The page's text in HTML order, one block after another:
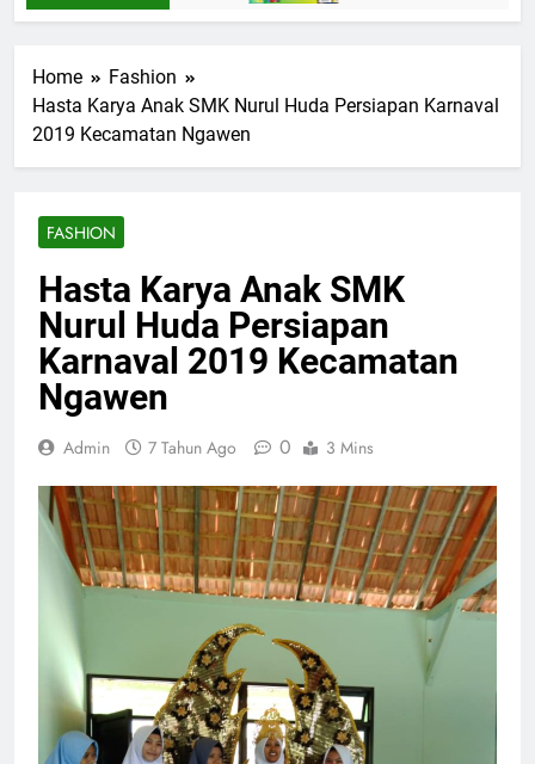
Home
Fashion
Hasta Karya Anak SMK Nurul Huda Persiapan Karnaval
2019 Kecamatan Ngawen
FASHION
Hasta Karya Anak SMK
Nurul Huda Persiapan
Karnaval 2019 Kecamatan
Ngawen
Admin 7 Tahun Ago 0 3 Mins